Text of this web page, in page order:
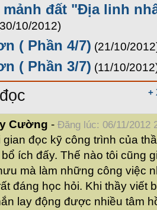
mảnh đất "Địa linh
10/2012)
( Phần 4/7) (21/10/
( Phần 3/7) (11/10/
+
Cường - Đăng lúc: 06/11/2012
gian đọc kỹ công trình của
ích đấy. Thế nào tôi cũng
mà làm những công việc
đáng học hỏi. Khi thầy viết
lay động được nhiều tâm